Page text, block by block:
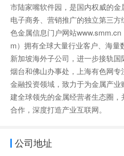
市陆家嘴软件园，是国内权威的金
电子商务、营销推广的独立第三
色金属信息门户网站
m）拥有全球大量行业客户、海
新加坡海外子公司，进一步接轨
烟台和佛山办事处，上海有色网
金融投资领域，致力于为金属产
建全球领先的金属经营者生态圈
合作，深度打造产业互联网。
公司地址